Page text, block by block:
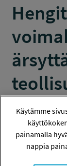
Käytämme
painamalla
nappia